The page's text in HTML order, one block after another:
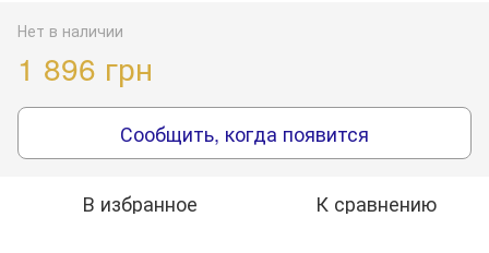
Нет в наличии
1 896 грн
Сообщить, когда появится
В избранное К сравнению